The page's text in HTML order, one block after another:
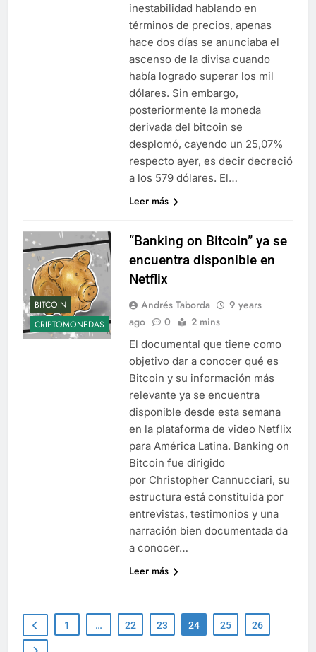
inestabilidad hablando en
términos de precios, apenas
hace dos días se anunciaba el
ascenso de la divisa cuando
había logrado superar los mil
dólares. Sin embargo,
posteriormente la moneda
derivada del bitcoin se
desplomó, cayendo un 25,07%
respecto ayer, es decir decreció
a los 579 dólares. El…
Leer más
BITCOIN
CRIPTOMONEDAS
“Banking on Bitcoin” ya se
encuentra disponible en
Netflix
Andrés Taborda
9 years
ago
0 2 mins
El documental que tiene como
objetivo dar a conocer qué es
Bitcoin y su información más
relevante ya se encuentra
disponible desde esta semana
en la plataforma de video Netflix
para América Latina. Banking on
Bitcoin fue dirigido
por Christopher Cannucciari, su
estructura está constituida por
entrevistas, testimonios y una
narración bien documentada da
a conocer…
Leer más
1 … 22 23 24 25 26